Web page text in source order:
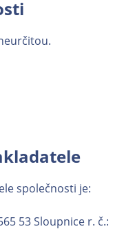
společnosti je:
53 Sloupnice r. č.: